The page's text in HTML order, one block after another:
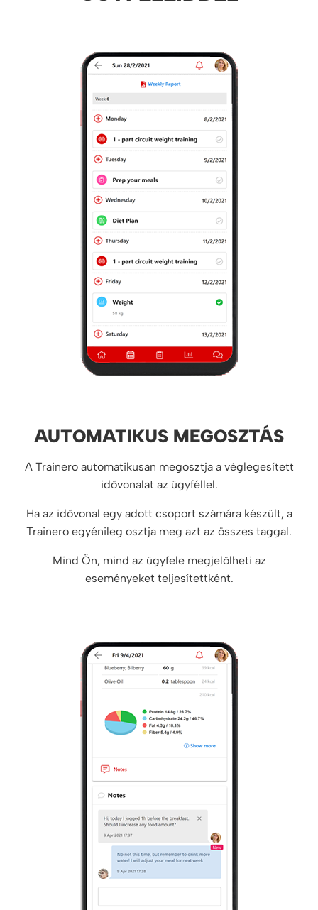
AUTOMATIKUS MEGOSZTÁS
A Trainero automatikusan megosztja a véglegesített
idővonalat az ügyféllel.
Ha az idővonal egy adott csoport számára készült, a
Trainero egyénileg osztja meg azt az összes taggal.
Mind Ön, mind az ügyfele megjelölheti az
eseményeket teljesítettként.